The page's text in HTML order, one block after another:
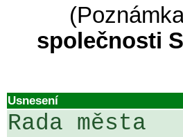
společnosti
Usnesení
Rada města